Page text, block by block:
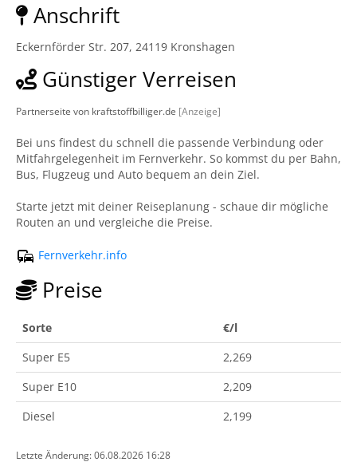
Anschrift
Eckernförder Str. 207, 24119 Kronshagen
Günstiger Verreisen
Partnerseite von kraftstoffbilliger.de [Anzeige]
Bei uns findest du schnell die passende Verbindung oder
Mitfahrgelegenheit im Fernverkehr. So kommst du per Bahn,
Bus, Flugzeug und Auto bequem an dein Ziel.
Starte jetzt mit deiner Reiseplanung - schaue dir mögliche
Routen an und vergleiche die Preise.
Fernverkehr.info
Preise
Sorte
€/l
Super E5
2,269
Super E10
2,209
Diesel
2,199
Letzte Änderung: 06.08.2026 16:28